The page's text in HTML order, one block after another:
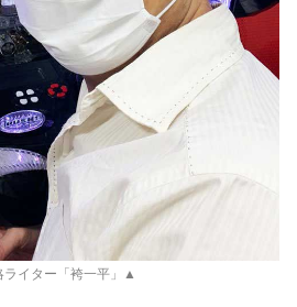
イター「袴一平」▲